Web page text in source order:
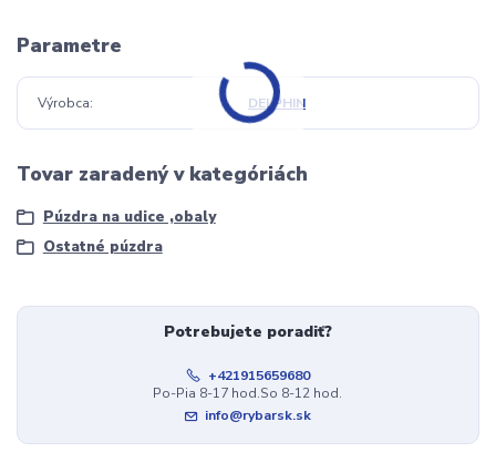
Parametre
Výrobca DELPHIN
Tovar zaradený v kategóriách
Púzdra na udice ,obaly
Ostatné púzdra
Potrebujete poradiť?
+421915659680
Po-Pia 8-17 hod.So 8-12 hod.
info@rybarsk.sk